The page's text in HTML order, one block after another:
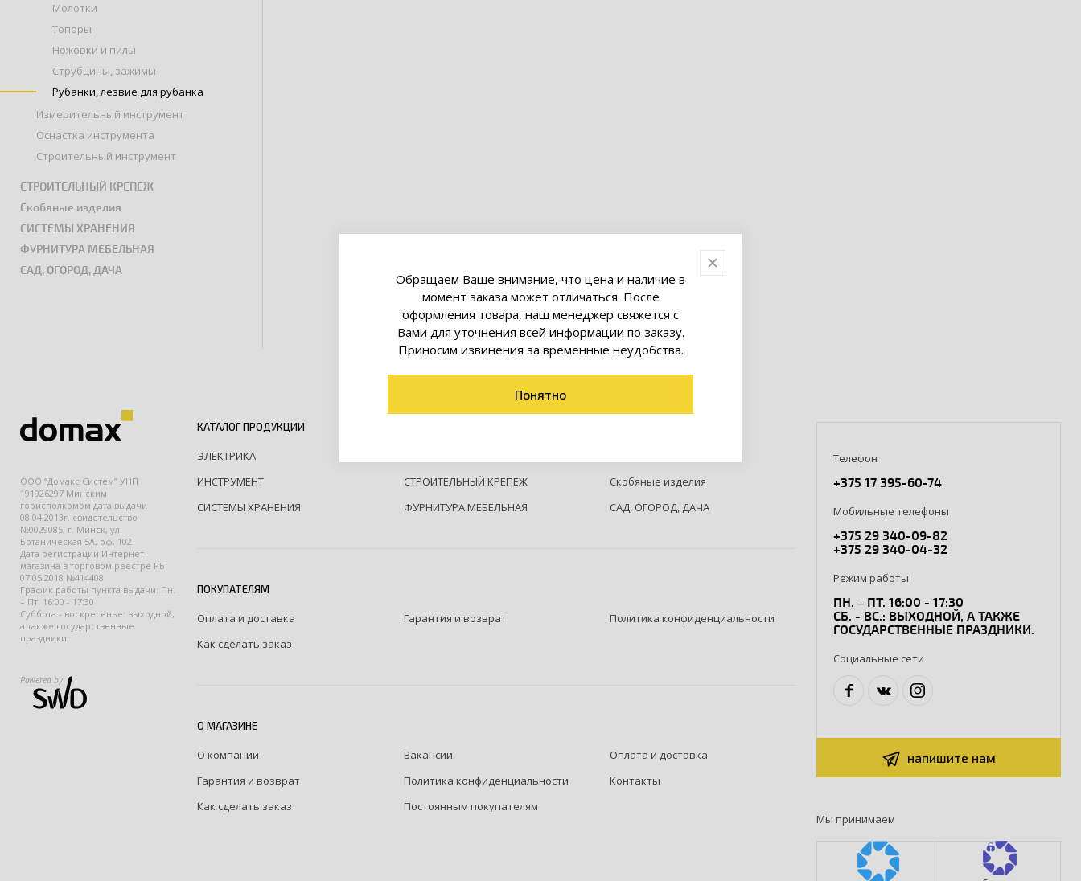
Молотки
Топоры
Ножовки и пилы
Струбцины, зажимы
Рубанки, лезвие для рубанка
Измерительный инструмент
Оснастка инструмента
Строительный инструмент
СТРОИТЕЛЬНЫЙ КРЕПЕЖ
Скобяные изделия
СИСТЕМЫ ХРАНЕНИЯ
ФУРНИТУРА МЕБЕЛЬНАЯ
САД, ОГОРОД, ДАЧА
ООО “Домакс Систем” УНП
191926297 Минским
горисполкомом дата выдачи
08.04.2013г. свидетельство
№0029085, г. Минск, ул.
Ботаническая 5А, оф. 102
Дата регистрации Интернет-
магазина в торговом реестре РБ
07.05.2018 №414408
График работы пункта выдачи: Пн.
– Пт. 16:00 - 17:30
Суббота - воскресенье: выходной,
а также государственные
праздники.
Powered by
КАТАЛОГ ПРОДУКЦИИ
ЭЛЕКТРИКА
ИНСТРУМЕНТ
СТРОИТЕЛЬНЫЙ КРЕПЕЖ
Скобяные изделия
СИСТЕМЫ ХРАНЕНИЯ
ФУРНИТУРА МЕБЕЛЬНАЯ САД, ОГОРОД, ДАЧА
ПОКУПАТЕЛЯМ
Оплата и доставка Гарантия и возврат
Политика конфиденциальности
Как сделать заказ
О МАГАЗИНЕ
О компании Вакансии
Оплата и доставка
Гарантия и возврат
Политика конфиденциальности
Контакты
Как сделать заказ
Постоянным покупателям
Телефон
+375 17 395-60-74
Мобильные телефоны
+375 29 340-09-82
+375 29 340-04-32
Режим работы
ПН. – ПТ. 16:00 - 17:30
СБ. - ВС.: ВЫХОДНОЙ, А ТАКЖЕ
ГОСУДАРСТВЕННЫЕ ПРАЗДНИКИ.
Социальные сети
напишите нам
Мы принимаем
Обращаем Ваше внимание, что цена и наличие в
момент заказа может отличаться. После
оформления товара, наш менеджер свяжется с
Вами для уточнения всей информации по заказу.
Приносим извинения за временные неудобства.
Понятно